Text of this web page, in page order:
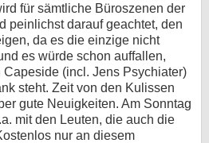
für sämtliche Büroszenen der
peinlichst darauf geachtet, den
da es die einzige nicht
es würde schon auffallen,
(incl. Jens Psychiater)
steht. Zeit von den Kulissen
gute Neuigkeiten. Am Sonntag
mit den Leuten, die auch die
nur an diesem